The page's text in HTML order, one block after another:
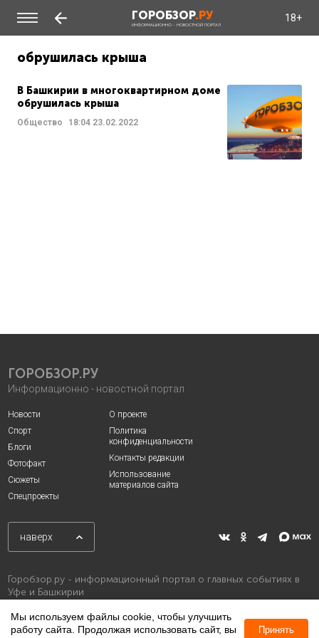
ГОРОБЗОР.РУ
ИНФОРМАЦИОННО - НОВОСТНОЙ ПОРТАЛ
18+
обрушилась крыша
В Башкирии в многоквартирном доме
обрушилась крыша
Общество 18:04 23.02.2022
ГОРОБЗОР.РУ
Информационно - новостной портал
Новости
Спорт
Блоги
Фотофакт
Сюжеты
Спецпроекты
О проекте
Политика
конфиденциальности
Контакты редакции
Использование
материалов сайта
наверх
Горобзор.ру - информационный портал о главных событиях в
Уфе и Башкирии
Мы используем файлы cookie, чтобы улучшить
работу сайта. Продолжая использовать сайт, вы
Принять